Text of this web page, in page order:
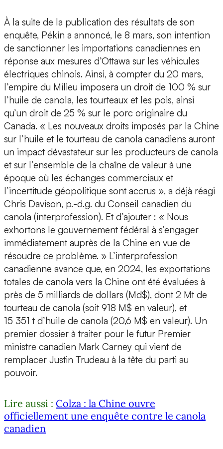
À la suite de la publication des résultats de son
enquête, Pékin a annoncé, le 8 mars, son intention
de sanctionner les importations canadiennes en
réponse aux mesures d’Ottawa sur les véhicules
électriques chinois. Ainsi, à compter du 20 mars,
l’empire du Milieu imposera un droit de 100 % sur
l’huile de canola, les tourteaux et les pois, ainsi
qu’un droit de 25 % sur le porc originaire du
Canada. « Les nouveaux droits imposés par la Chine
sur l’huile et le tourteau de canola canadiens auront
un impact dévastateur sur les producteurs de canola
et sur l’ensemble de la chaîne de valeur à une
époque où les échanges commerciaux et
l’incertitude géopolitique sont accrus », a déjà réagi
Chris Davison, p.-d.g. du Conseil canadien du
canola (interprofession). Et d’ajouter : « Nous
exhortons le gouvernement fédéral à s’engager
immédiatement auprès de la Chine en vue de
résoudre ce problème. » L’interprofession
canadienne avance que, en 2024, les exportations
totales de canola vers la Chine ont été évaluées à
près de 5 milliards de dollars (Md$), dont 2 Mt de
tourteau de canola (soit 918 M$ en valeur), et
15 351 t d’huile de canola (20,6 M$ en valeur). Un
premier dossier à traiter pour le futur Premier
ministre canadien Mark Carney qui vient de
remplacer Justin Trudeau à la tête du parti au
pouvoir.
Lire aussi : Colza : la Chine ouvre
officiellement une enquête contre le canola
canadien